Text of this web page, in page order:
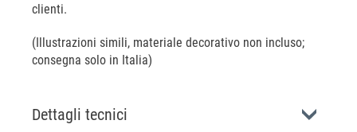
clienti.
(Illustrazioni simili, materiale decorativo non incluso;
consegna solo in Italia)
Dettagli tecnici